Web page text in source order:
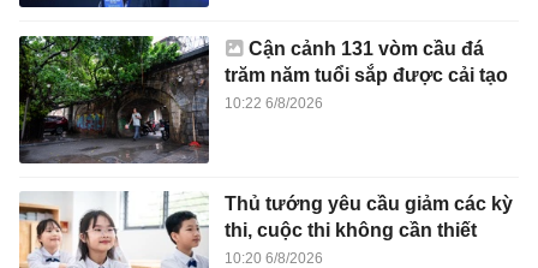
Cận cảnh 131 vòm cầu đá
trăm năm tuổi sắp được cải tạo
10:22 6/8/2026
Thủ tướng yêu cầu giảm các kỳ
thi, cuộc thi không cần thiết
10:20 6/8/2026